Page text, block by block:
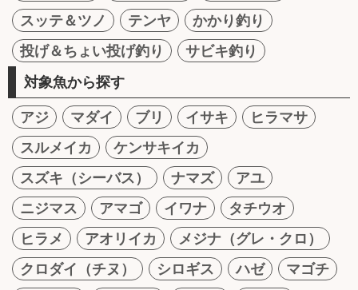
スッテ＆ツノ
テンヤ
かかり釣り
投げ＆ちょい投げ釣り
サビキ釣り
対象魚から探す
アジ マダイ ブリ イサキ
ヒラマサ
スルメイカ
ケンサキイカ
スズキ（シーバス）
ナマズ
アユ
ニジマス
アマゴ イワナ
タチウオ
ヒラメ
アオリイカ
メジナ（グレ・クロ）
クロダイ（チヌ）
シロギス ハゼ
マゴチ